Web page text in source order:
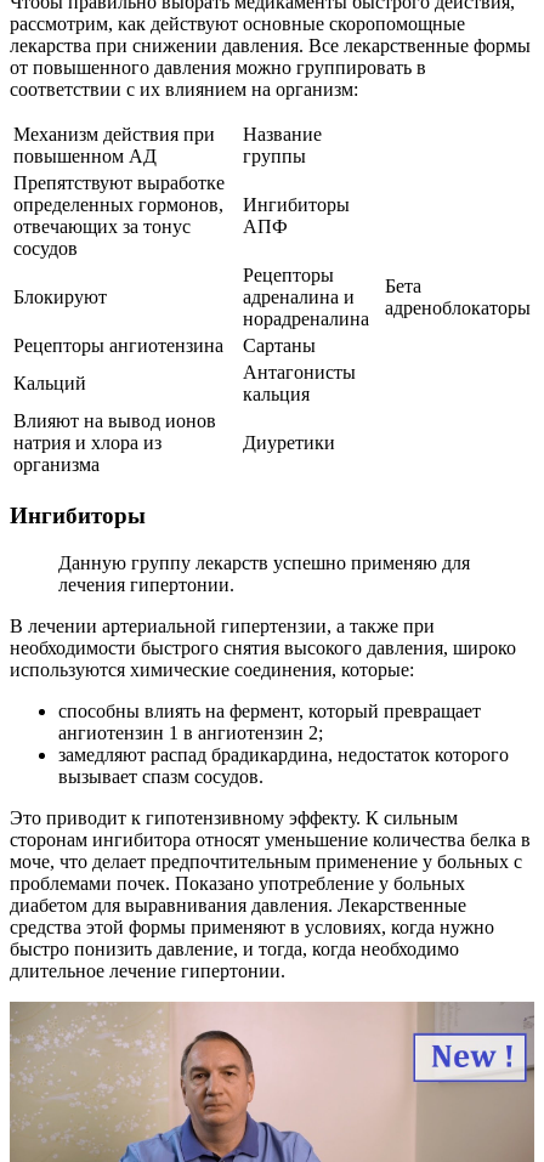
рассмотрим, как действуют основные скоропомощные
лекарства при снижении давления. Все лекарственные формы
от повышенного давления можно группировать в
соответствии с их влиянием на организм:
Механизм действия при
повышенном АД
Название
группы
Препятствуют выработке
определенных гормонов,
отвечающих за тонус
сосудов
Ингибиторы
АПФ
Блокируют
Рецепторы
адреналина и
норадреналина
Бета
адреноблокаторы
Рецепторы ангиотензина
Сартаны
Кальций
Антагонисты
кальция
Влияют на вывод ионов
натрия и хлора из
организма
Диуретики
Ингибиторы
Данную группу лекарств успешно применяю для
лечения гипертонии.
В лечении артериальной гипертензии, а также при
необходимости быстрого снятия высокого давления, широко
используются химические соединения, которые:
способны влиять на фермент, который превращает
ангиотензин 1 в ангиотензин 2;
замедляют распад брадикардина, недостаток которого
вызывает спазм сосудов.
Это приводит к гипотензивному эффекту. К сильным
сторонам ингибитора относят уменьшение количества белка в
моче, что делает предпочтительным применение у больных с
проблемами почек. Показано употребление у больных
диабетом для выравнивания давления. Лекарственные
средства этой формы применяют в условиях, когда нужно
быстро понизить давление, и тогда, когда необходимо
длительное лечение гипертонии.